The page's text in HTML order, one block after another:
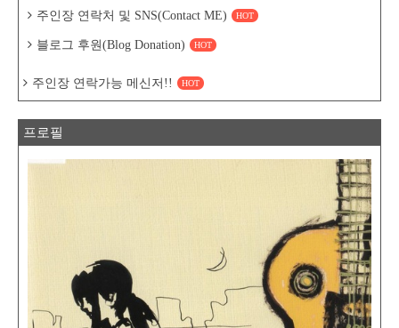
주인장 연락처 및 SNS(Contact ME) HOT
블로그 후원(Blog Donation) HOT
주인장 연락가능 메신저!! HOT
프로필